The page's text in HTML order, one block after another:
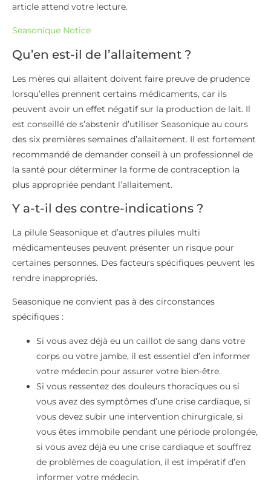
article attend votre lecture.
Seasonique Notice
Qu’en est-il de l’allaitement ?
Les mères qui allaitent doivent faire preuve de prudence
lorsqu’elles prennent certains médicaments, car ils
peuvent avoir un effet négatif sur la production de lait. Il
est conseillé de s’abstenir d’utiliser Seasonique au cours
des six premières semaines d’allaitement. Il est fortement
recommandé de demander conseil à un professionnel de
la santé pour déterminer la forme de contraception la
plus appropriée pendant l’allaitement.
Y a-t-il des contre-indications ?
La pilule Seasonique et d’autres pilules multi
médicamenteuses peuvent présenter un risque pour
certaines personnes. Des facteurs spécifiques peuvent les
rendre inappropriés.
Seasonique ne convient pas à des circonstances
spécifiques :
Si vous avez déjà eu un caillot de sang dans votre
corps ou votre jambe, il est essentiel d’en informer
votre médecin pour assurer votre bien-être.
Si vous ressentez des douleurs thoraciques ou si
vous avez des symptômes d’une crise cardiaque, si
vous devez subir une intervention chirurgicale, si
vous êtes immobile pendant une période prolongée,
si vous avez déjà eu une crise cardiaque et souffrez
de problèmes de coagulation, il est impératif d’en
informer votre médecin.